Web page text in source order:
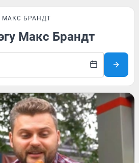
МАКС БРАНДТ
Макс Брандт